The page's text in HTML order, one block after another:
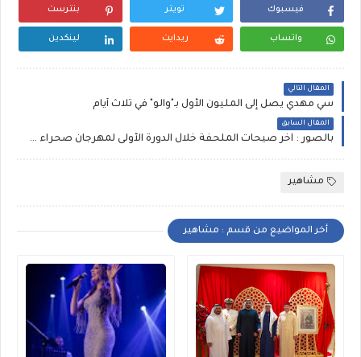
فيسبوك تويتر بنترست
واتساب ريدايت لينكدين
المقال التالي
سي مهدي يصل إلى المليون الأول بـ"والو" في ثلاث أيام
المقال السابق
بالصور : آخر صيحات الملحفة خلال الدورة الأولى لمهرجان صحراء فاشن شو
مشاهير
أخر المواضيع من قسم : مشاهير